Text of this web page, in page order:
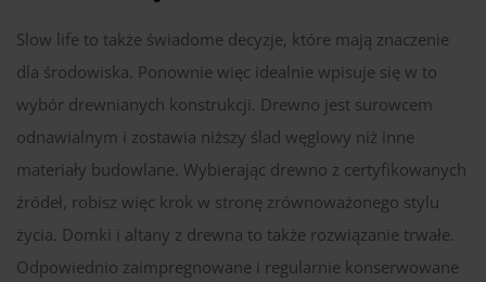
Slow life to także świadome decyzje, które mają znaczenie
dla środowiska. Ponownie więc idealnie wpisuje się w to
wybór drewnianych konstrukcji. Drewno jest surowcem
odnawialnym i zostawia niższy ślad węglowy niż inne
materiały budowlane. Wybierając drewno z certyfikowanych
źródeł, robisz więc krok w stronę zrównoważonego stylu
życia. Domki i altany z drewna to także rozwiązanie trwałe.
Odpowiednio zaimpregnowane i regularnie konserwowane